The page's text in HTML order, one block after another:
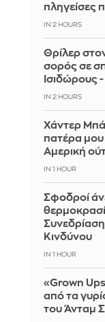
πληγείσες
IN 2 HOURS
Θρίλερ
σορός σε
Ισιδώρους -
IN 2 HOURS
Χάντερ
πατέρα μου
Αμερική
IN 1 HOUR
Σφοδροί
Κινδύνου
IN 1 HOUR
«Grown
από τα
του Άνταμ